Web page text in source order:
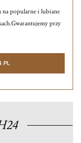
na popularne i lubiane
Gwarantujemy przy